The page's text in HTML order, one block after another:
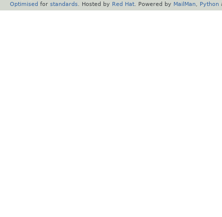
Optimised for standards . Hosted by Red Hat . Powered by MailMan Python